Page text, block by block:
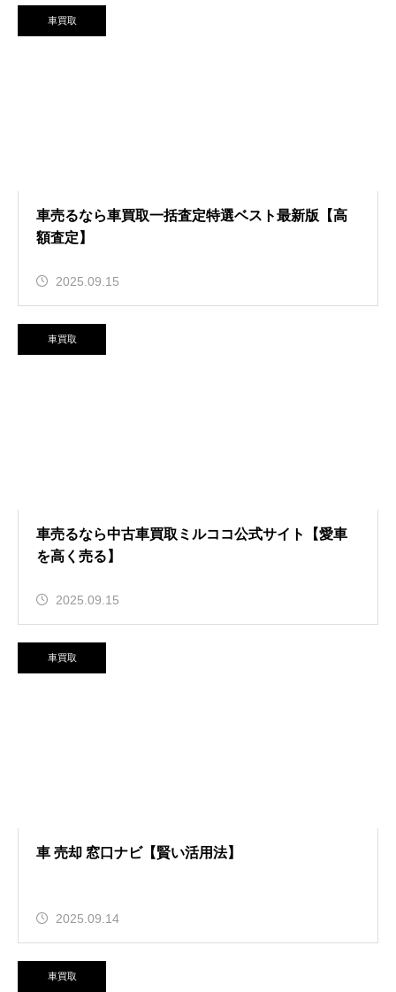
車買取
車売るなら車買取一括査定特選ベスト最新版【高
額査定】
2025.09.15
車買取
車売るなら中古車買取ミルココ公式サイト【愛車
を高く売る】
2025.09.15
車買取
車 売却 窓口ナビ【賢い活用法】
2025.09.14
車買取